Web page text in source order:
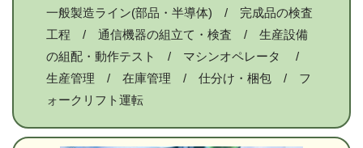
一般製造ライン(部品・半導体) / 完成品の検査
工程 / 通信機器の組立て・検査 / 生産設備
の組配・動作テスト / マシンオペレータ /
生産管理 / 在庫管理 / 仕分け・梱包 / フ
ォークリフト運転